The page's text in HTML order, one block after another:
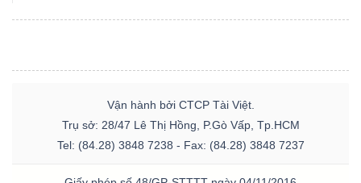
Vận hành bởi CTCP Tài Việt.
Trụ sở: 28/47 Lê Thị Hồng, P.Gò Vấp, Tp.HCM
Tel: (84.28) 3848 7238 - Fax: (84.28) 3848 7237